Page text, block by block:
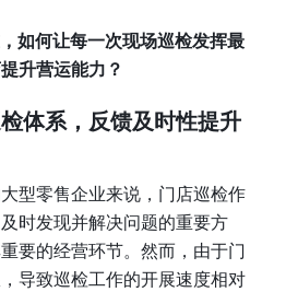
如何让每一次现场巡检发挥最
升营运能力？
体系，反馈及时性提升
型零售企业来说，门店巡检作
时发现并解决问题的重要方
要的经营环节。然而，由于门
导致巡检工作的开展速度相对